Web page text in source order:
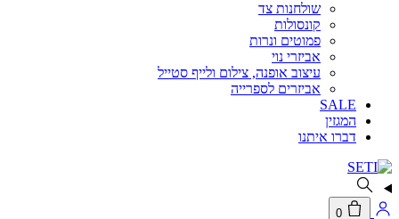
שולחנות צד
קונסולות
פמוטים ונרות
אביזרי נוי
עיצוב אופנה, צילום ולייף סטייל
אביזרים לספרייה
SALE
המגזין
דברו איתנו
0